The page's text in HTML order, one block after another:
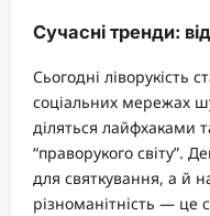
Сучасні тренди:
Сьогодні ліворукість
соціальних мережах
діляться лайфхаками
“праворукого світу”.
для святкування, а й
різноманітність — це